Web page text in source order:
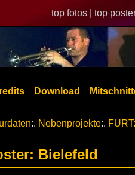
top fotos | top
Download
:. Nebenprojekte:.
Bielefeld